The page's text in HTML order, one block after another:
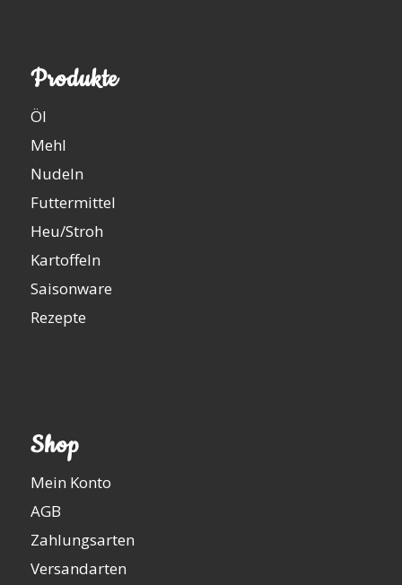
Produkte
Öl
Mehl
Nudeln
Futtermittel
Heu/Stroh
Kartoffeln
Saisonware
Rezepte
Shop
Mein Konto
AGB
Zahlungsarten
Versandarten